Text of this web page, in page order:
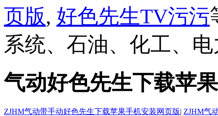
页版, 好色先生TV污污
系统、石油、化工、
气动好色先生下载苹
ZJHM气动带手动好色先生下载苹果手机安装网页版| ZJHM气